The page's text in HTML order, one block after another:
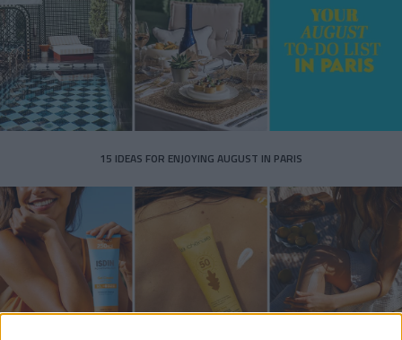
15 IDEAS FOR ENJOYING AUGUST IN PARIS